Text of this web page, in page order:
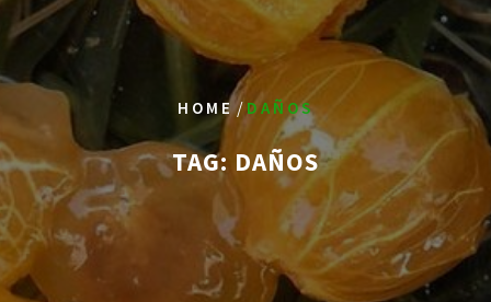
HOME/ DAÑOS
TAG: DAÑOS